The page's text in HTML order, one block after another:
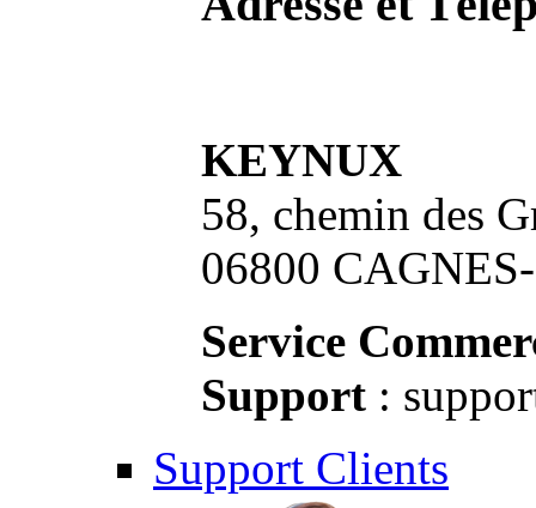
KEYNUX
58, chemin des
06800
Service
Support :
Support Clients